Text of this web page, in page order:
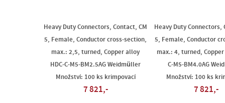
Heavy Duty Connectors, Contact, CM
5, Female, Conductor cross-section,
max.: 2,5, turned, Copper alloy
HDC-C-M5-BM2.5AG Weidmüller
Množství: 100 ks krimpovací
7 821,-
Heavy Duty Connectors,
5, Female, Conductor
max.: 4, turned, Copper
C-M5-BM4.0AG
Množství: 100 ks
7 821,-